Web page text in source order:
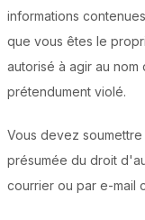
informations
que vous êtes le
autorisé à agir au
prétendument violé.
Vous devez
présumée du droit
courrier ou par e-mail